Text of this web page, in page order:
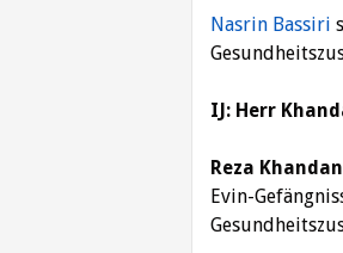
Nasrin Bassiri
IJ: Herr
Reza
Evin-